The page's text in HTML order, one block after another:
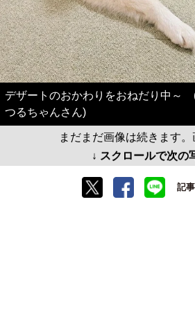
デザートのおかわりをおねだり中～
つるちゃんさん)
まだまだ画像は続きます。
↓ スクロールで次の
記